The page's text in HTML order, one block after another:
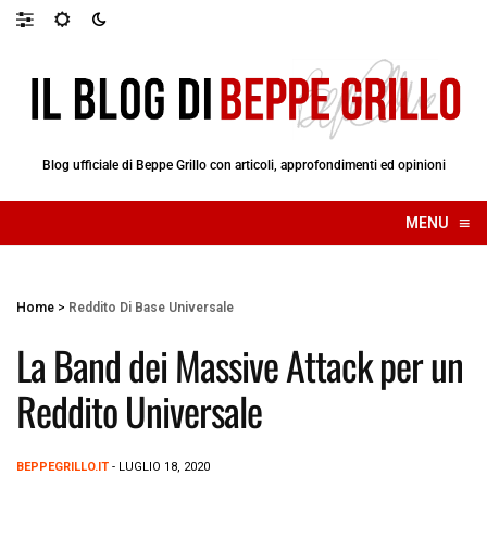
Blog ufficiale di Beppe Grillo con articoli, approfondimenti ed opinioni
MENU ≡
☰
Home > Reddito Di Base Universale
La Band dei Massive Attack per un
Reddito Universale
BEPPEGRILLO.IT - LUGLIO 18, 2020